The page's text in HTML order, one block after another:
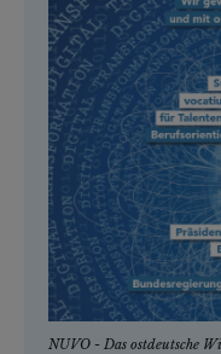
NUVO - Das ostdeutsche